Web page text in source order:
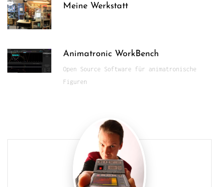
Meine Werkstatt
Animatronic WorkBench
Open Source Software für animatronische
Figuren